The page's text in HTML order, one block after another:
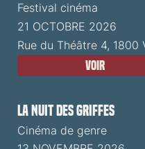
Festival cinéma
21 OCTOBRE 2026
Rue du Théâtre 4, 1800
Voir
La Nuit des Griffes
Cinéma de genre